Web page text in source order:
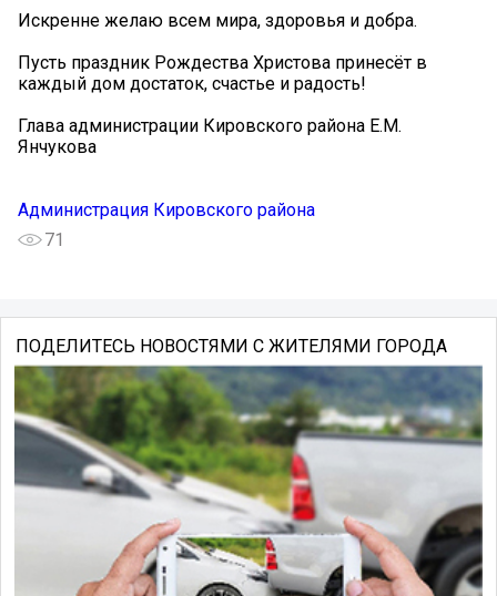
Искренне желаю всем мира, здоровья и добра.
Пусть праздник Рождества Христова принесёт в
каждый дом достаток, счастье и радость!
Глава администрации Кировского района Е.М.
Янчукова
Администрация Кировского района
71
ПОДЕЛИТЕСЬ НОВОСТЯМИ С ЖИТЕЛЯМИ ГОРОДА